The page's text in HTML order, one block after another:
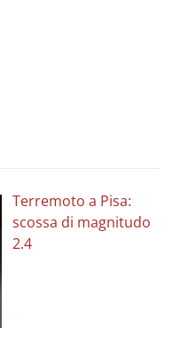
Terremoto a Pisa:
scossa di magnitudo
2.4